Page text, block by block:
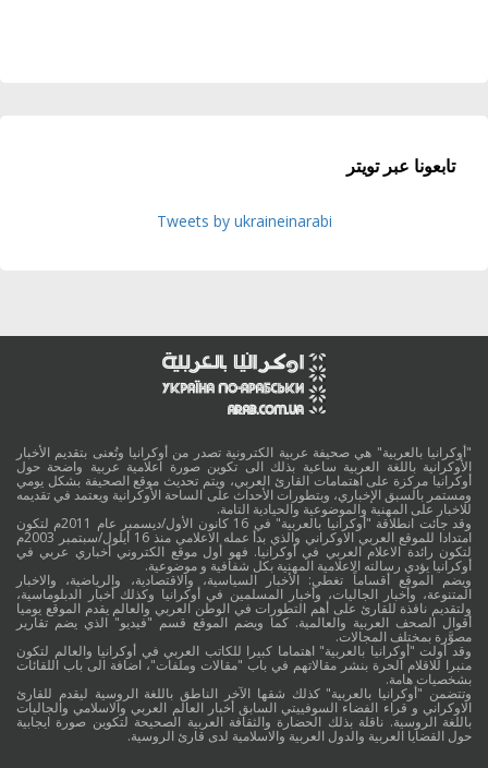
تابعونا عبر تويتر
Tweets by ukraineinarabi
"أوكرانيا بالعربية" هي صحيفة عربية الكترونية تصدر من أوكرانيا وتُعنى بتقديم الأخبار
الأوكرانية باللغة العربية ساعية بذلك الى تكوين صورة اعلامية عربية واضحة حول
أوكرانيا مركزة على اهتمامات القارئ العربي، ويتم تحديث موقع الصحيفة بشكل يومي
ومستمر بالسبق الإخباري، وبتطورات الأحداث على الساحة الأوكرانية ويعتمد في تقديمه
للاخبار على المهنية والموضوعية والحيادية التامة.
وقد جائت انطلاقة "أوكرانيا بالعربية" في 16 كانون الأول/ديسمبر عام 2011م لتكون
امتدادا للموقع العربي الاوكراني والذي بدأ عمله الاعلامي منذ 16 أيلول/سبتمبر 2003م
لتكون رائدة الاعلام العربي في أوكرانيا. فهو أول موقع الكتروني أخباري عربي في
أوكرانيا يؤدي رسالته الاعلامية المهنية بكل شفافية و موضوعية.
ويضم الموقع أقساماً تغطي: الأخبار السياسية، والاقتصادية، والرياضية، والاخبار
المتنوعة، وأخبار الجاليات، وأخبار المسلمين في أوكرانيا وكذلك أخبار الدبلوماسية،
ولتقديم نافذة للقارئ على أهم التطورات في الوطن العربي والعالم يقدم الموقع يوميا
أقوال الصحف العربية والعالمية. كما ويضم الموقع قسم "فيديو" الذي يضم تقارير
مصوَّرة بمختلف المجالات.
وقد أولت "أوكرانيا بالعربية" اهتماما كبيرا للكاتب العربي في أوكرانيا والعالم لتكون
منبرا للاقلام الحرة بنشر مقالاتهم في باب "مقالات وملفات"، اضافة الى باب اللقائات
بشخصيات هامة.
وتتضمن "أوكرانيا بالعربية" كذلك شقها الآخر الناطق باللغة الروسية ليقدم للقارئ
الاوكراني و قراء الفضاء السوفييتي السابق أخبار العالم العربي والاسلامي والجاليات
باللغة الروسية. ناقلة بذلك الحضارة والثقافة العربية الصحيحة لتكوين صورة ايجابية
حول القضايا العربية والدول العربية والاسلامية لدى قارئ الروسية.